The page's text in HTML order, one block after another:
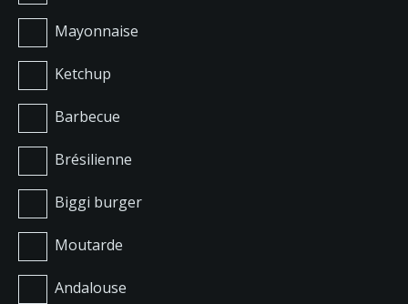
Mayonnaise
Ketchup
Barbecue
Brésilienne
Biggi burger
Moutarde
Andalouse